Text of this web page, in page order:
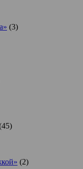
(3)
(2)